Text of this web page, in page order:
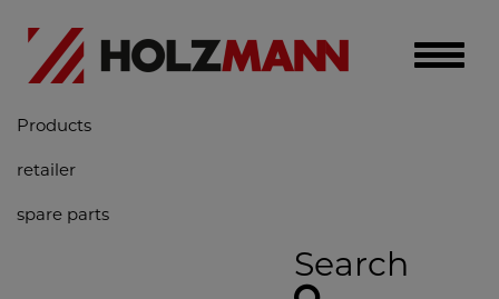
Toggle
Products
retailer
spare parts
Search